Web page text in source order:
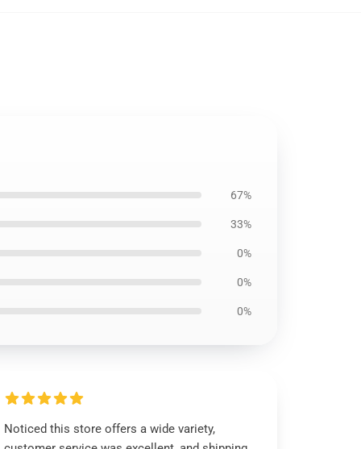
67%
33%
0%
0%
0%
Noticed this store offers a wide variety,